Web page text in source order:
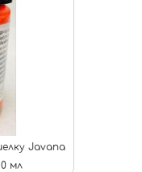
Javana
мл